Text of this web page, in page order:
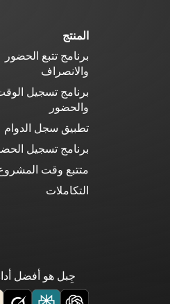
المنتج
برنامج تتبع الحضور
والانصراف
برنامج تسجيل
والحضور
تطبيق سجل الدوام
برنامج تسجيل
متتبع وقت
التكاملات
جِبل هو أفضل